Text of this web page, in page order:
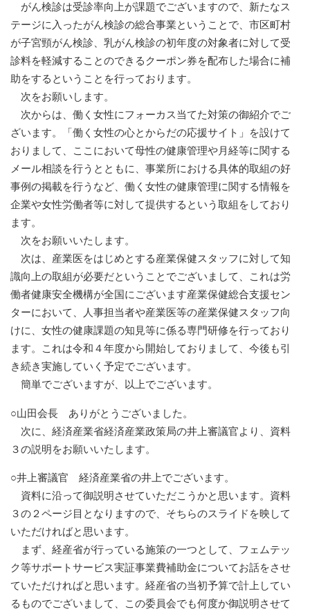
がん検診は受診率向上が課題でございますので、新たなス
テージに入ったがん検診の総合事業ということで、市区町村
が子宮頸がん検診、乳がん検診の初年度の対象者に対して受
診料を軽減することのできるクーポン券を配布した場合に補
助をするということを行っております。
次をお願いします。
次からは、働く女性にフォーカス当てた対策の御紹介でご
ざいます。「働く女性の心とからだの応援サイト」を設けて
おりまして、ここにおいて母性の健康管理や月経等に関する
メール相談を行うとともに、事業所における具体的取組の好
事例の掲載を行うなど、働く女性の健康管理に関する情報を
企業や女性労働者等に対して提供するという取組をしており
ます。
次をお願いいたします。
次は、産業医をはじめとする産業保健スタッフに対して知
識向上の取組が必要だということでございまして、これは労
働者健康安全機構が全国にございます産業保健総合支援セン
ターにおいて、人事担当者や産業医等の産業保健スタッフ向
けに、女性の健康課題の知見等に係る専門研修を行っており
ます。これは令和４年度から開始しておりまして、今後も引
き続き実施していく予定でございます。
簡単でございますが、以上でございます。
○山田会長 ありがとうございました。
次に、経済産業省経済産業政策局の井上審議官より、資料
３の説明をお願いいたします。
○井上審議官 経済産業省の井上でございます。
資料に沿って御説明させていただこうかと思います。資料
３の２ページ目となりますので、そちらのスライドを映して
いただければと思います。
まず、経産省が行っている施策の一つとして、フェムテッ
ク等サポートサービス実証事業費補助金についてお話をさせ
ていただければと思います。経産省の当初予算で計上してい
るものでございまして、この委員会でも何度か御説明させて